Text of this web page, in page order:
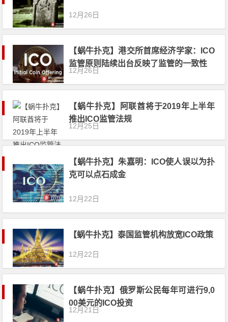
12月26日
【蜗牛扑克】港交所首席经济学家：ICO
监管原则陆续出台反映了监管的一致性
12月26日
【蜗牛扑克】阿联酋将于2019年上半年
推出ICO监管法规
12月25日
【蜗牛扑克】朱嘉明：ICO使人误以为扑
克可以点石成金
12月22日
【蜗牛扑克】泰国监管机构放宽ICO政策
12月22日
【蜗牛扑克】俄罗斯公民每年可进行9,0
00美元的ICO投资
12月21日